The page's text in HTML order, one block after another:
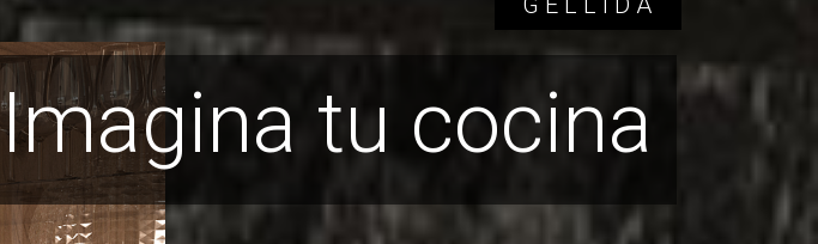
Imagina tu cocina